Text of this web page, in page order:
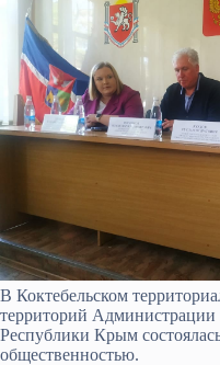
В Коктебельском
территорий Администрации
Республики Крым
общественностью.